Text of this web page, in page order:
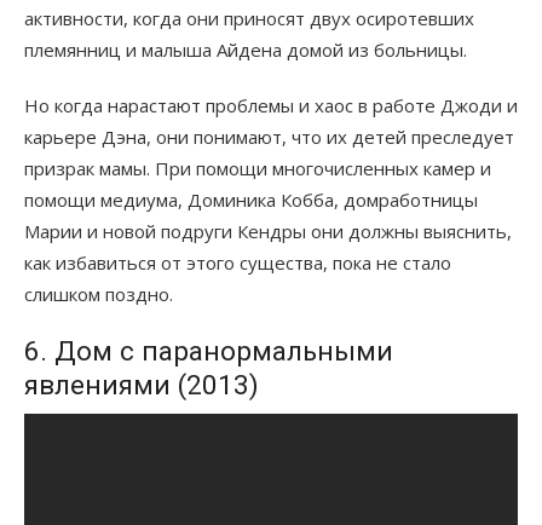
активности, когда они приносят двух осиротевших
племянниц и малыша Айдена домой из больницы.
Но когда нарастают проблемы и хаос в работе Джоди и
карьере Дэна, они понимают, что их детей преследует
призрак мамы. При помощи многочисленных камер и
помощи медиума, Доминика Кобба, домработницы
Марии и новой подруги Кендры они должны выяснить,
как избавиться от этого существа, пока не стало
слишком поздно.
6. Дом с паранормальными
явлениями (2013)